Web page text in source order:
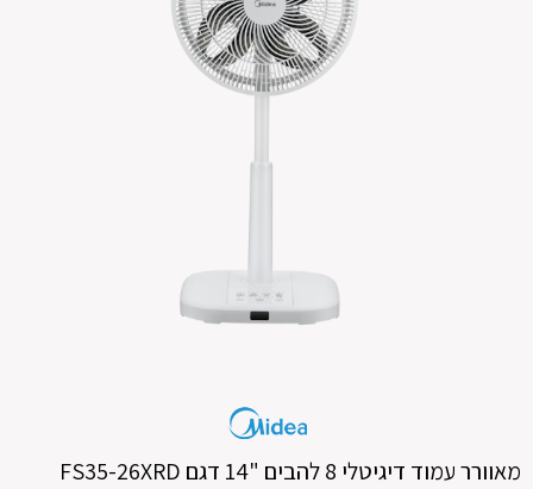
מאוורר עמוד דיגיטלי 8 להבים "14 דגם FS35-26XRD